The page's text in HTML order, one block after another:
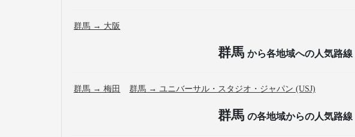
群馬 → 大阪
群馬 から各地域への人気路線
群馬 → 梅田 群馬 → ユニバーサル・スタジオ・ジャパン (USJ)
群馬 の各地域からの人気路線